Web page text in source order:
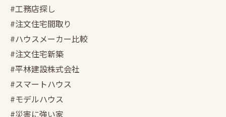
#工務店探し
#注文住宅間取り
#ハウスメーカー比較
#注文住宅新築
#平林建設株式会社
#スマートハウス
#モデルハウス
#災害に強い家